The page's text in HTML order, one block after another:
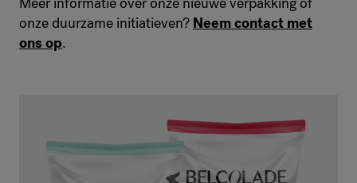
onze duurzame initiatieven? Neem contact met
ons op.